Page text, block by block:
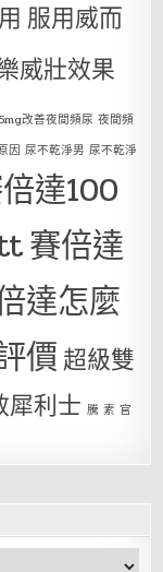
服用威而
威壯效果
改善夜間頻尿 夜間頻
因 尿不乾淨男 尿不乾淨
達100
賽倍達
達怎麼
價超級雙
犀利士 騰 素 官